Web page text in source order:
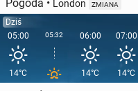
Pogoda • London ZMIANA
Dziś
05:00
14°C
05:32 06:00
14°C
07:00
14°C